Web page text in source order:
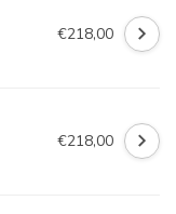
€218,00
€218,00